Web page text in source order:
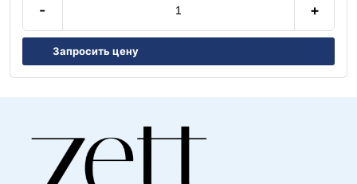
- +
Запросить цену